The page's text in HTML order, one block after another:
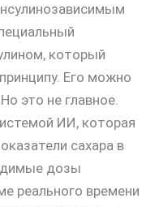
который
Его можно
это не главное.
ИИ, которая
сахара в
дозы
реального времени